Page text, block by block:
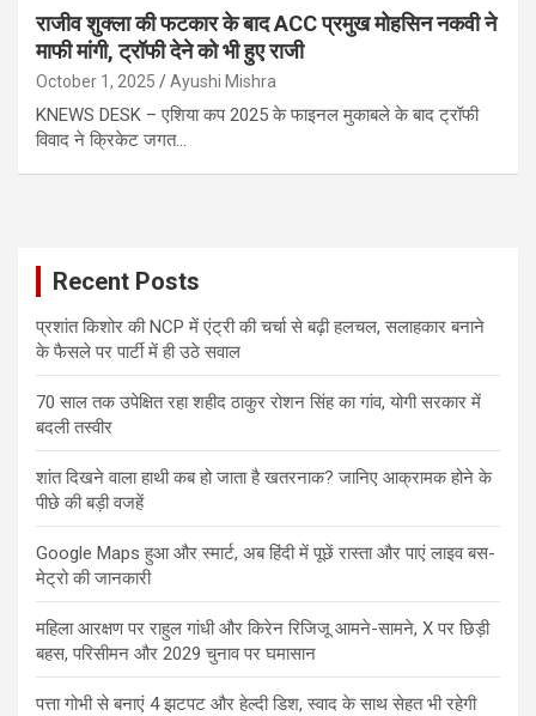
राजीव शुक्ला की फटकार के बाद ACC प्रमुख मोहसिन नकवी ने
माफी मांगी, ट्रॉफी देने को भी हुए राजी
October 1, 2025 Ayushi Mishra
KNEWS DESK – एशिया कप 2025 के फाइनल मुकाबले के बाद ट्रॉफी
विवाद ने क्रिकेट जगत…
Recent Posts
प्रशांत किशोर की NCP में एंट्री की चर्चा से बढ़ी हलचल, सलाहकार बनाने
के फैसले पर पार्टी में ही उठे सवाल
70 साल तक उपेक्षित रहा शहीद ठाकुर रोशन सिंह का गांव, योगी सरकार में
बदली तस्वीर
शांत दिखने वाला हाथी कब हो जाता है खतरनाक? जानिए आक्रामक होने के
पीछे की बड़ी वजहें
Google Maps हुआ और स्मार्ट, अब हिंदी में पूछें रास्ता और पाएं लाइव बस-
मेट्रो की जानकारी
महिला आरक्षण पर राहुल गांधी और किरेन रिजिजू आमने-सामने, X पर छिड़ी
बहस, परिसीमन और 2029 चुनाव पर घमासान
पत्ता गोभी से बनाएं 4 झटपट और हेल्दी डिश, स्वाद के साथ सेहत भी रहेगी